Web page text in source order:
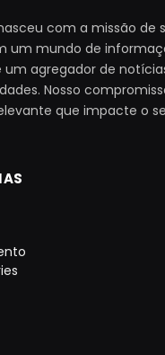
com a missão de
um mundo de
um agregador de
Nosso
que impacte o